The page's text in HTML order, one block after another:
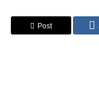
Post